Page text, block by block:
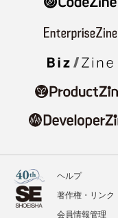
ヘルプ
著作権・リンク
会員情報管理